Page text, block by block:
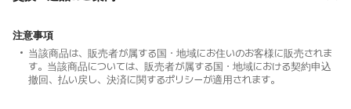
注意事項
当該商品は、販売者が属する国・地域にお住いのお客様に販売されま
す。当該商品については、販売者が属する国・地域における契約申込
撤回、払い戻し、決済に関するポリシーが適用されます。